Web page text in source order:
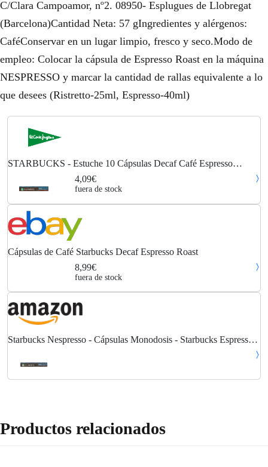
C/Clara Campoamor, nº2. 08950- Esplugues de Llobregat
(Barcelona)Cantidad Neta: 57 gIngredientes y alérgenos:
CaféConservar en un lugar limpio, fresco y seco.Modo de
empleo: Colocar la cápsula de Espresso Roast en la máquina
NESPRESSO y marcar la cantidad de rallas equivalente a lo
que desees (Ristretto-25ml, Espresso-40ml)
STARBUCKS - Estuche 10 Cápsulas Decaf Café Espresso
Descafeinado Intensidad 11 Compatibles Con Máquinas
Nespresso Original
4,09€
fuera de stock
Cápsulas de Café Starbucks Decaf Espresso Roast
8,99€
fuera de stock
Starbucks Nespresso - Cápsulas Monodosis - Starbucks Espresso
Productos relacionados